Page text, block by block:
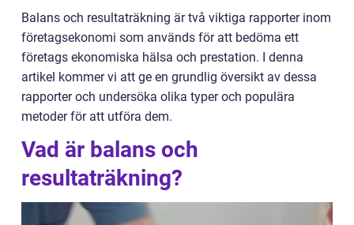
Balans och resultaträkning är två viktiga rapporter inom
företagsekonomi som används för att bedöma ett
företags ekonomiska hälsa och prestation. I denna
artikel kommer vi att ge en grundlig översikt av dessa
rapporter och undersöka olika typer och populära
metoder för att utföra dem.
Vad är balans och
resultaträkning?